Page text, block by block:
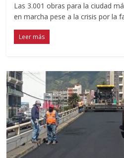
Las 3.001 obras para la ciudad
en marcha pese a la crisis por la
Leer más